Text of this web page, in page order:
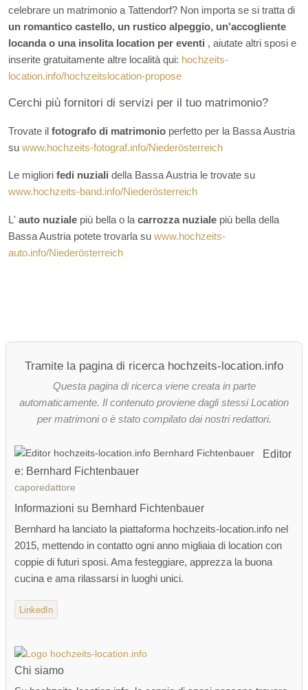
celebrare un matrimonio a Tattendorf? Non importa se si tratta di
un romantico castello, un rustico alpeggio, un'accogliente
locanda o una insolita location per eventi , aiutate altri sposi e
inserite gratuitamente altre località qui: hochzeits-
location.info/hochzeitslocation-propose
Cerchi più fornitori di servizi per il tuo matrimonio?
Trovate il fotografo di matrimonio perfetto per la Bassa Austria
su www.hochzeits-fotograf.info/Niederösterreich
Le migliori fedi nuziali della Bassa Austria le trovate su
www.hochzeits-band.info/Niederösterreich
L' auto nuziale più bella o la carrozza nuziale più bella della
Bassa Austria potete trovarla su www.hochzeits-
auto.info/Niederösterreich
Tramite la pagina di ricerca hochzeits-location.info
Questa pagina di ricerca viene creata in parte
automaticamente. Il contenuto proviene dagli stessi Location
per matrimoni o è stato compilato dai nostri redattori.
Editor
e: Bernhard Fichtenbauer
caporedattore
Informazioni su Bernhard Fichtenbauer
Bernhard ha lanciato la piattaforma hochzeits-location.info nel
2015, mettendo in contatto ogni anno migliaia di location con
coppie di futuri sposi. Ama festeggiare, apprezza la buona
cucina e ama rilassarsi in luoghi unici.
LinkedIn
Chi siamo